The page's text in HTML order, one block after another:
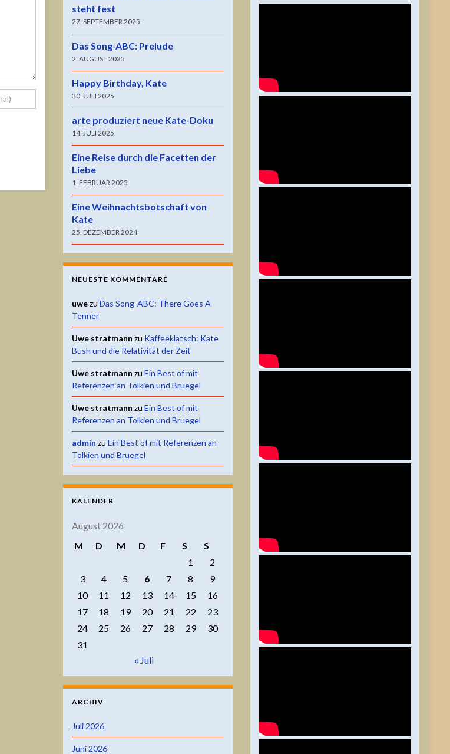
steht fest
27. SEPTEMBER 2025
Das Song-ABC: Prelude
2. AUGUST 2025
Happy Birthday, Kate
30. JULI 2025
arte produziert neue Kate-Doku
14. JULI 2025
Eine Reise durch die Facetten der
Liebe
1. FEBRUAR 2025
Eine Weihnachtsbotschaft von
Kate
25. DEZEMBER 2024
NEUESTE KOMMENTARE
uwezu Das Song-ABC: There Goes A
Tenner
Uwe stratmann zu Kaffeeklatsch: Kate
Bush und die Relativität der Zeit
Uwe stratmann zu Ein Best of mit
Referenzen an Tolkien und Bruegel
Uwe stratmann zu Ein Best of mit
Referenzen an Tolkien und Bruegel
admin zu Ein Best of mit Referenzen an
Tolkien und Bruegel
KALENDER
August 2026
M
D M D F S
S
1
2
3
4 5 6 7 8
9
10
11 12 13 14 15
16
17
18 19 20 21 22
23
24
25 26 27 28 29
30
31
« Juli
ARCHIV
Juli 2026
Juni 2026